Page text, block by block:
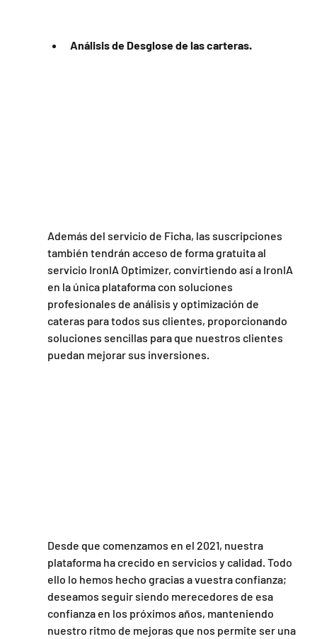
Análisis de Desglose de las carteras.
Además del servicio de Ficha, las suscripciones
también tendrán acceso de forma gratuita al
servicio IronIA Optimizer, convirtiendo así a IronIA
en la única plataforma con soluciones
profesionales de análisis y optimización de
cateras para todos sus clientes, proporcionando
soluciones sencillas para que nuestros clientes
puedan mejorar sus inversiones.
Desde que comenzamos en el 2021, nuestra
plataforma ha crecido en servicios y calidad. Todo
ello lo hemos hecho gracias a vuestra confianza;
deseamos seguir siendo merecedores de esa
confianza en los próximos años, manteniendo
nuestro ritmo de mejoras que nos permite ser una